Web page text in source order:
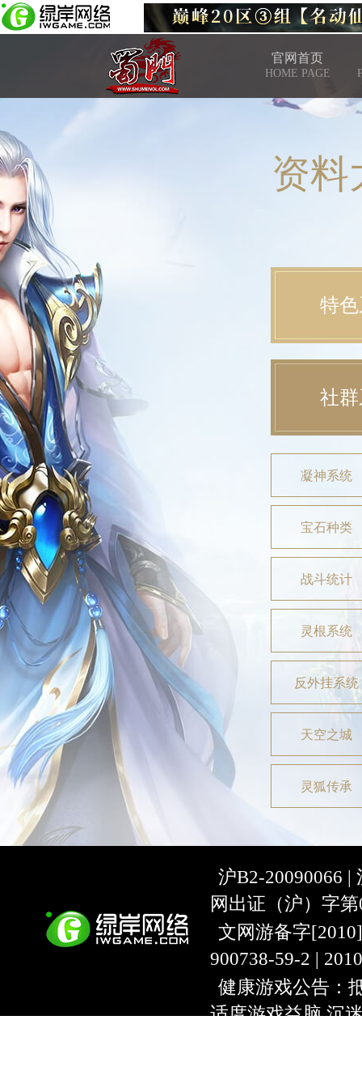
官网首页
HOME PAGE
资料
特
凝神系统
宝石种类
战斗统计
灵根系统
反外挂系统
天空之城
灵狐传承
社
沪B2-20090066 |
网出证（沪）字
文网游备字
900738-59-2 |
健康游戏公告：
适度游戏益脑 沉